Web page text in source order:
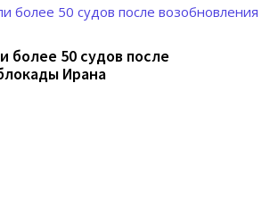
более 50 судов после
Ирана